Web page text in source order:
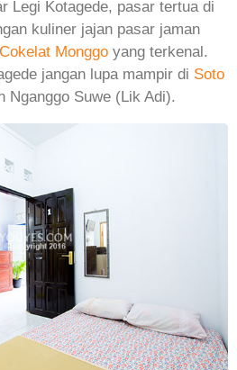
Legi Kotagede, pasar tertua di
kuliner jajan pasar jaman
Cokelat Monggo yang terkenal.
jangan lupa mampir di Soto
Nganggo Suwe (Lik Adi).